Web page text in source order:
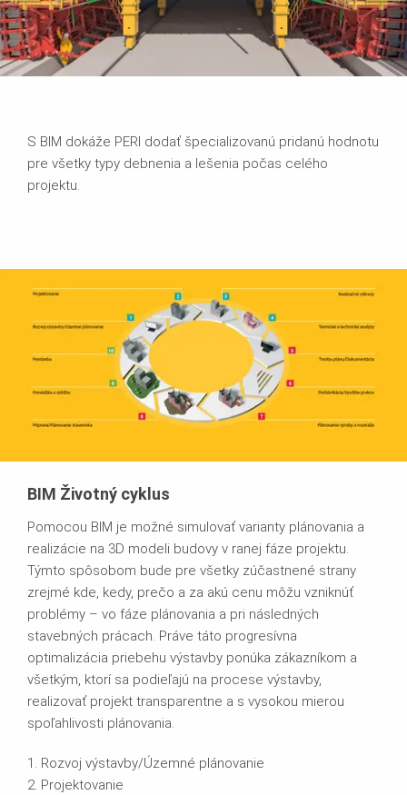
S BIM dokáže PERI dodať špecializovanú pridanú hodnotu
pre všetky typy debnenia a lešenia počas celého
projektu.
BIM Životný cyklus
Pomocou BIM je možné simulovať varianty plánovania a
realizácie na 3D modeli budovy v ranej fáze projektu.
Týmto spôsobom bude pre všetky zúčastnené strany
zrejmé kde, kedy, prečo a za akú cenu môžu vzniknúť
problémy – vo fáze plánovania a pri následných
stavebných prácach. Práve táto progresívna
optimalizácia priebehu výstavby ponúka zákazníkom a
všetkým, ktorí sa podieľajú na procese výstavby,
realizovať projekt transparentne a s vysokou mierou
spoľahlivosti plánovania.
1. Rozvoj výstavby/Územné plánovanie
2. Projektovanie